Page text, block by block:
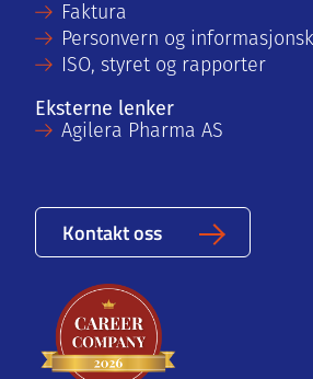
Faktura
Personvern og
ISO, styret og rapporter
Eksterne lenker
Agilera Pharma AS
Kontakt oss